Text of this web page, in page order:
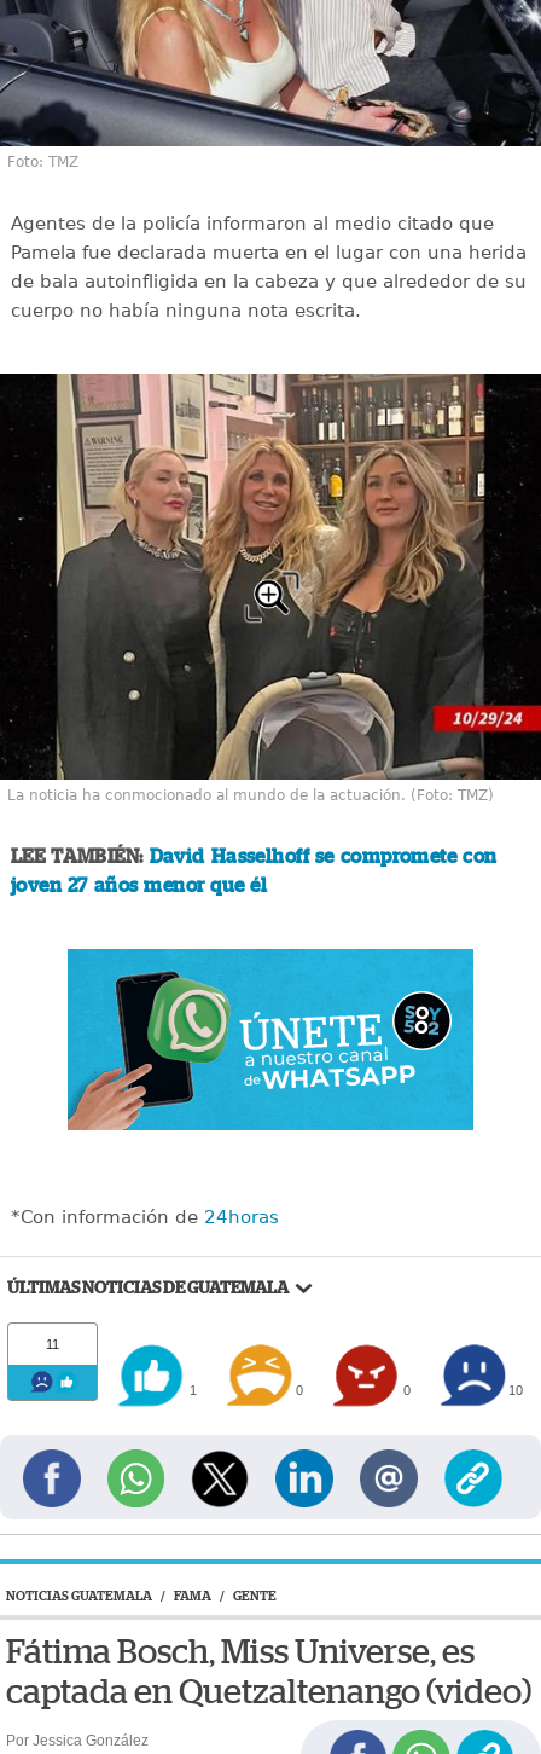
Foto: TMZ
Agentes de la policía informaron al medio citado que
Pamela fue declarada muerta en el lugar con una herida
de bala autoinfligida en la cabeza y que alrededor de su
cuerpo no había ninguna nota escrita.
La noticia ha conmocionado al mundo de la actuación. (Foto: TMZ)
LEE TAMBIÉN: David Hasselhoff se compromete con
joven 27 años menor que él
*Con información de 24horas
ÚLTIMAS NOTICIAS DE GUATEMALA
11
1 0 0 10
NOTICIAS GUATEMALA / FAMA / GENTE
Fátima Bosch, Miss Universe, es
captada en Quetzaltenango (video)
Por Jessica González